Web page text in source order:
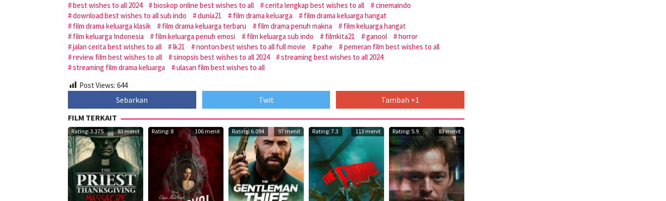
best wishes to all 2024
bioskop online best wishes to all cerita lengkap best wishes to all
cinemaindo
download best wishes to all sub indo
dunia21 film drama keluarga
film drama keluarga hangat
film drama keluarga klasik
film drama keluarga terbaru film drama penuh makna
film keluarga hangat
film keluarga Indonesia
film keluarga penuh emosi film keluarga sub indo filmkita21 ganool
horror
jalan cerita best wishes to all
lk21 nonton best wishes to all full movie pahe
pemeran film best wishes to all
review film best wishes to all
sinopsis best wishes to all 2024
streaming best wishes to all 2024
streaming film drama keluarga
ulasan film best wishes to all
Post Views: 644
Sebarkan Twit
Tambah +1
FILM TERKAIT
Rating: 3.375 83 menit Rating: 8 106 menit Rating: 6.094 97 menit Rating: 7.3 113 menit Rating: 5.9 83 menit